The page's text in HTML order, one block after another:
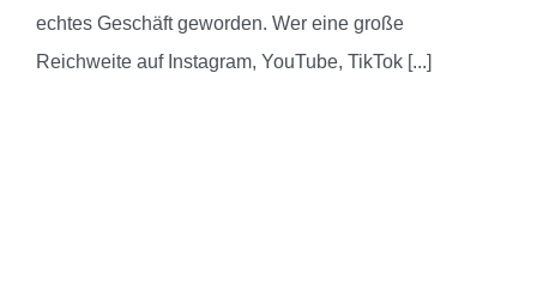
echtes Geschäft geworden. Wer eine große
Reichweite auf Instagram, YouTube, TikTok [...]